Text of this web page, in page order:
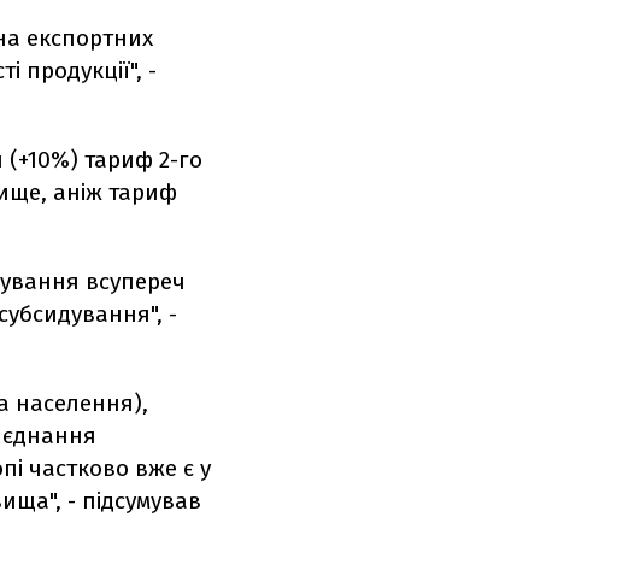
експортних
продукції", -
(+10%) тариф 2-го
аніж тариф
всупереч
-
населення),
частково вже є у
- підсумував